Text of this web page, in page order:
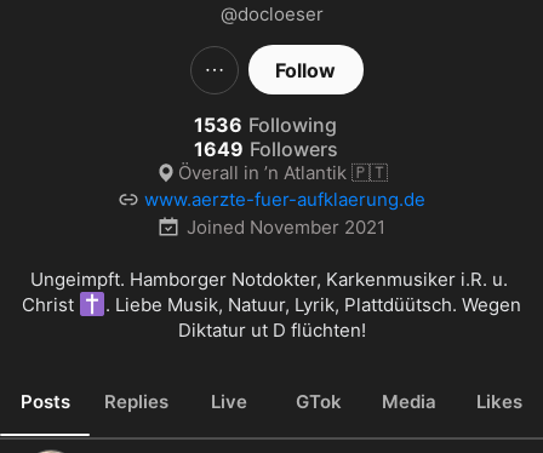
@docloeser
Follow
1536 Following
1649 Followers
Överall in ’n Atlantik 🇵🇹
www.aerzte-fuer-aufklaerung.de
Joined November 2021
Ungeimpft. Hamborger Notdokter, Karkenmusiker i.R. u.
Christ ✝️ . Liebe Musik, Natuur, Lyrik, Plattdüütsch. Wegen
Diktatur ut D flüchten!
Posts Replies Live GTok Media Likes